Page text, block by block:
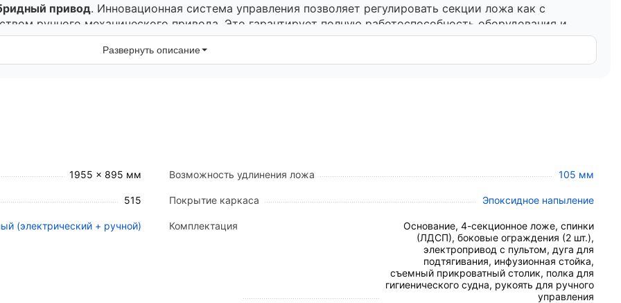
привод. Инновационная система управления позволяет регулировать секции ложа как с
ручного механического привода. Это гарантирует полную работоспособность оборудования и
временного отсутствия электроэнергии.
(опционально до -22°).
увеличения длины на 105 мм для адаптации под рост пациента.
высококачественных материалов, рассчитанных на интенсивную эксплуатацию с нагрузкой до250
полимерно-порошковым покрытием (эпоксидная эмаль), устойчивым к регулярной
Развернуть описание
1955 x 895 мм Возможность удлинения ложа 105 мм
515 Покрытие каркаса Эпоксидное напыление
(электрический + ручной) Комплектация
Основание, 4-секционное ложе, спинки
(ЛДСП), боковые ограждения (2 шт.),
электропривод с пультом, дуга для
подтягивания, инфузионная стойка,
съемный прикроватный столик, полка для
гигиенического судна, рукоять для ручного
управления